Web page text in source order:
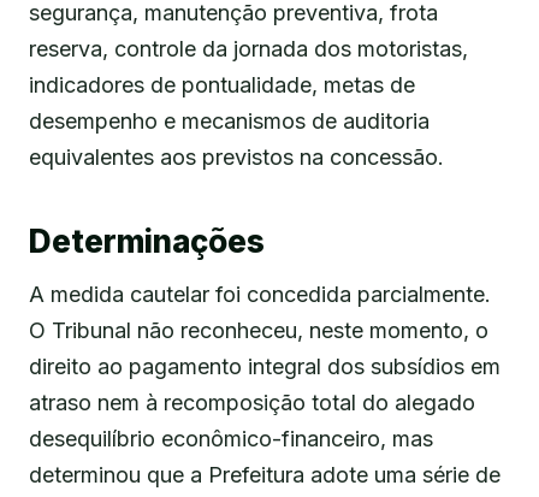
segurança, manutenção preventiva, frota
reserva, controle da jornada dos motoristas,
indicadores de pontualidade, metas de
desempenho e mecanismos de auditoria
equivalentes aos previstos na concessão.
Determinações
A medida cautelar foi concedida parcialmente.
O Tribunal não reconheceu, neste momento, o
direito ao pagamento integral dos subsídios em
atraso nem à recomposição total do alegado
desequilíbrio econômico-financeiro, mas
determinou que a Prefeitura adote uma série de